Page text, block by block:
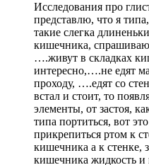
Исследования про
представлю, что я
такие слегка
кишечника, спрашиваю
….живут в складках
интересно,….не едят
проходу, ….едят со
встал и стоит, то
элементы, от застоя,
типа портиться, вот
прикрепиться ртом к
кишечника а к стенке,
кишечника жидкость и